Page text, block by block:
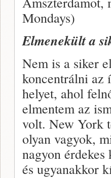
Mondays)
Elmenekült a
Nem is a siker
koncentrálni az
helyet, ahol
elmentem az
volt. New York
olyan vagyok,
nagyon
és ugyanakkor